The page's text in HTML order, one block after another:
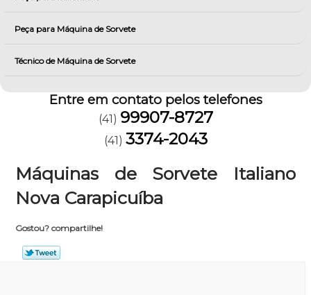
Peça para Máquina de Sorvete
Técnico de Máquina de Sorvete
Entre em contato pelos telefones
(41) 99907-8727
(41) 3374-2043
Máquinas de Sorvete Italiano
Nova Carapicuíba
Gostou? compartilhe!